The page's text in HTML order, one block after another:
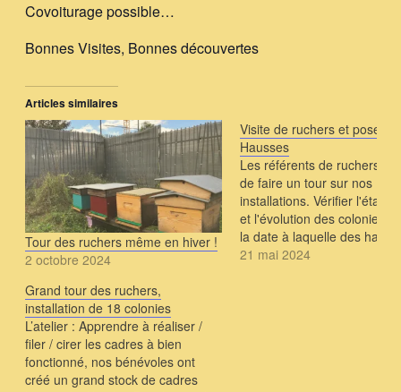
Covoiturage possible…
Bonnes Visites, Bonnes découvertes
Articles similaires
Tour des ruchers même en hiver !
2 octobre 2024
Visite de ruchers et pose de
Hausses
Les référents de ruchers
de faire un tour sur nos
installations. Vérifier l'état
et l'évolution des colonies.
la date à laquelle des
pourront être mises. ( en
21 mai 2024
Grand tour des ruchers,
installation de 18 colonies
L’atelier : Apprendre à réaliser /
filer / cirer les cadres à bien
fonctionné, nos bénévoles ont
créé un grand stock de cadres